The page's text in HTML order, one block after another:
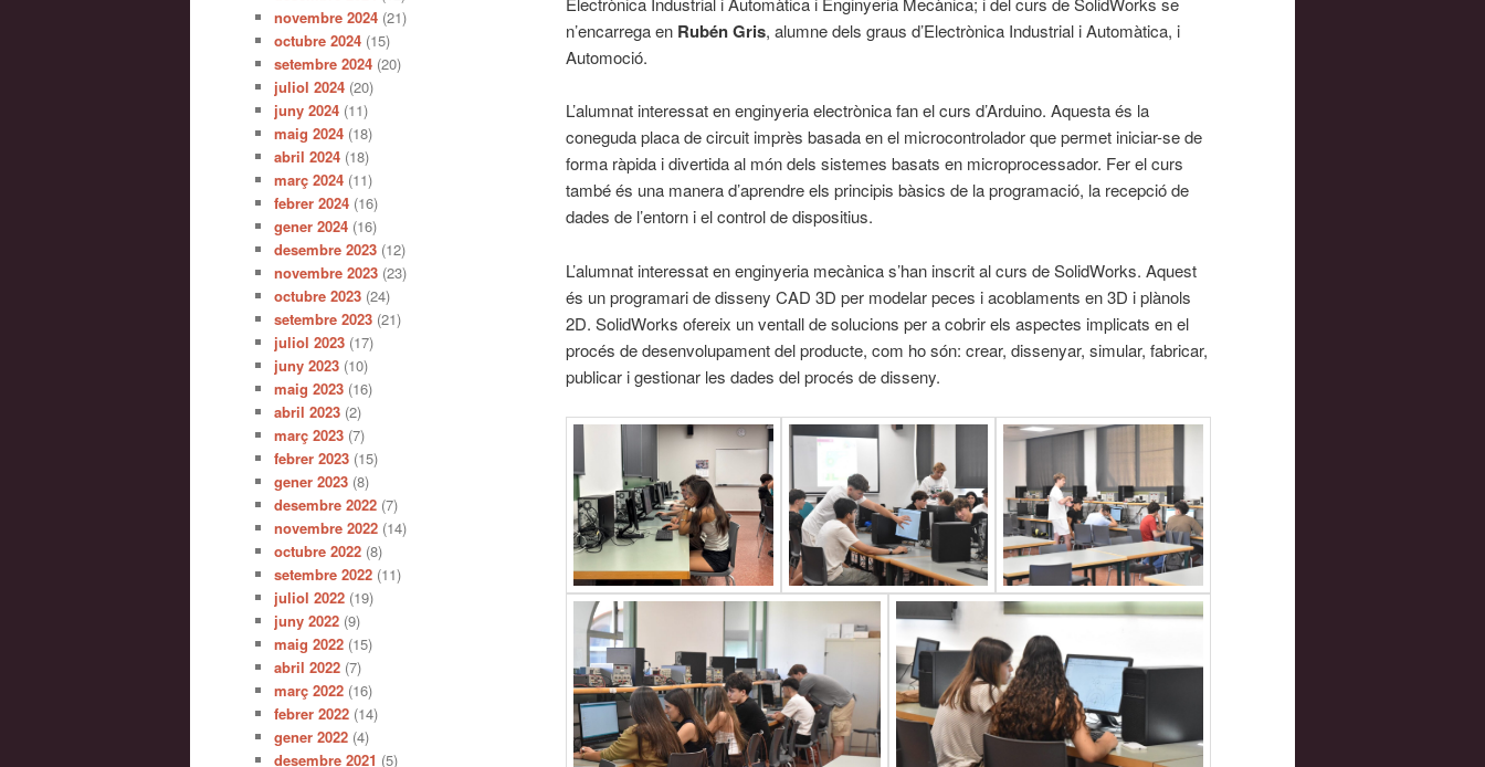
n’encarrega en Rubén Gris, alumne dels graus d’Electrònica Industrial i Automàtica, i
Automoció.
L’alumnat interessat en enginyeria electrònica fan el curs d’Arduino. Aquesta és la
coneguda placa de circuit imprès basada en el microcontrolador que permet iniciar-se de
forma ràpida i divertida al món dels sistemes basats en microprocessador. Fer el curs
també és una manera d’aprendre els principis bàsics de la programació, la recepció de
dades de l’entorn i el control de dispositius.
L’alumnat interessat en enginyeria mecànica s’han inscrit al curs de SolidWorks. Aquest
és un programari de disseny CAD 3D per modelar peces i acoblaments en 3D i plànols
2D. SolidWorks ofereix un ventall de solucions per a cobrir els aspectes implicats en el
procés de desenvolupament del producte, com ho són: crear, dissenyar, simular, fabricar,
publicar i gestionar les dades del procés de disseny.
novembre 2024 (21)
octubre 2024 (15)
setembre 2024 (20)
juliol 2024 (20)
juny 2024 (11)
maig 2024 (18)
abril 2024 (18)
març 2024 (11)
febrer 2024 (16)
gener 2024 (16)
desembre 2023 (12)
novembre 2023 (23)
octubre 2023 (24)
setembre 2023 (21)
juliol 2023 (17)
juny 2023 (10)
maig 2023 (16)
abril 2023 (2)
març 2023 (7)
febrer 2023 (15)
gener 2023 (8)
desembre 2022 (7)
novembre 2022 (14)
octubre 2022 (8)
setembre 2022 (11)
juliol 2022 (19)
juny 2022 (9)
maig 2022 (15)
abril 2022 (7)
març 2022 (16)
febrer 2022 (14)
gener 2022 (4)
desembre 2021 (5)